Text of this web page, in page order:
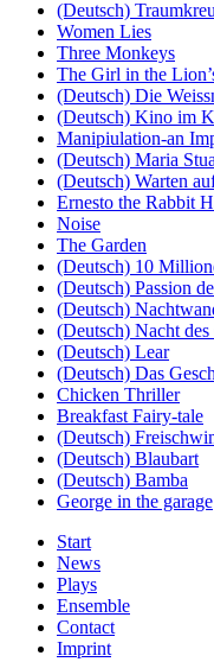
(Deutsch)
Women Lies
Three Monkeys
The Girl in the
(Deutsch) Die
(Deutsch) Kino im
Manipiulation-an
(Deutsch) Maria
(Deutsch) Warten
Ernesto the Rabbit
Noise
The Garden
(Deutsch) 10
(Deutsch) Passion
(Deutsch)
(Deutsch) Nacht des
(Deutsch) Lear
(Deutsch) Das
Chicken Thriller
Breakfast Fairy-tale
(Deutsch)
(Deutsch) Blaubart
(Deutsch) Bamba
George in the garage
Start
News
Plays
Ensemble
Contact
Imprint